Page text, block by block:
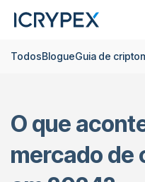
TodosBlogueGuia de
O que
mercado de